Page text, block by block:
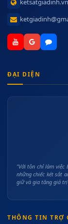
ketsatgiadinh.vn
ĐẠI DIỆN
"Với tôn chỉ làm việc
những chiếc két sắt
giữ và gia tăng giá
THÔNG TIN TRỢ